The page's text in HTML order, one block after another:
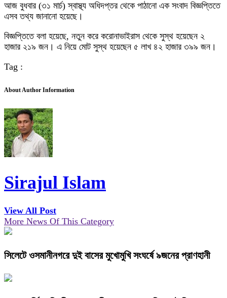
আজ বুধবার (৩১ মার্চ) স্বাস্থ্য অধিদপ্তর থেকে পাঠানো এক সংবাদ বিজ্ঞপ্তিতে
এসব তথ্য জানানো হয়েছে।
বিজ্ঞপ্তিতে বলা হয়েছে, নতুন করে করোনাভাইরাস থেকে সুস্থ হয়েছেন ২
হাজার ২১৯ জন। এ নিয়ে মোট সুস্থ হয়েছেন ৫ লাখ ৪২ হাজার ৩৯৯ জন।
Tag :
About Author Information
Sirajul Islam
View All Post
More News Of This Category
সিলেটে ওসমানীনগরে দুই বাসের মুখোমুখি সংঘর্ষে ৯জনের প্রাণহানী